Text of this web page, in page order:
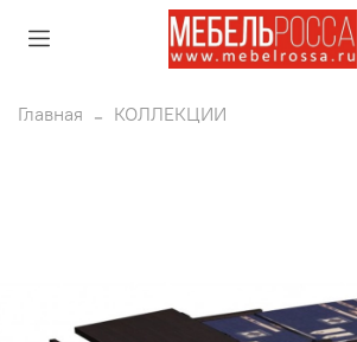
Главная КОЛЛЕКЦИИ